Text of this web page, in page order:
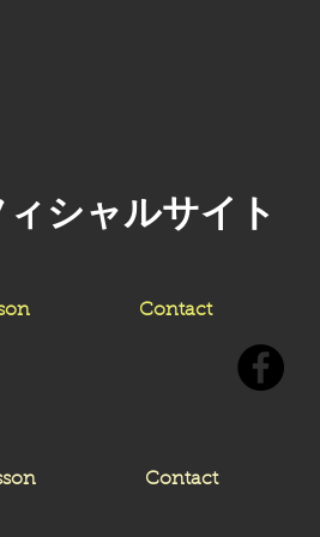
シャルサイト
Contact
Contact